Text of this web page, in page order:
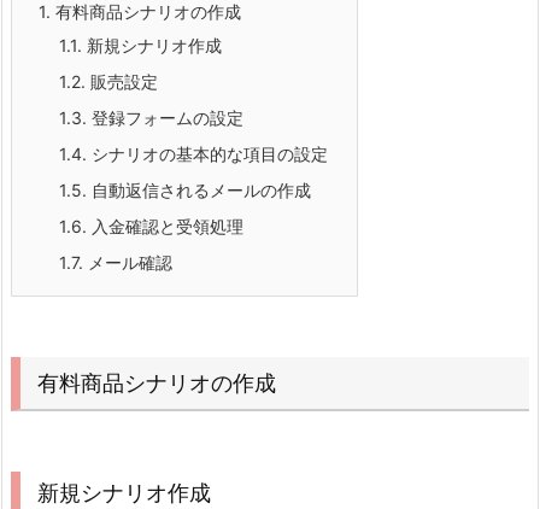
1. 有料商品シナリオの作成
1.1. 新規シナリオ作成
1.2. 販売設定
1.3. 登録フォームの設定
1.4. シナリオの基本的な項目の設定
1.5. 自動返信されるメールの作成
1.6. 入金確認と受領処理
1.7. メール確認
有料商品シナリオの作成
新規シナリオ作成